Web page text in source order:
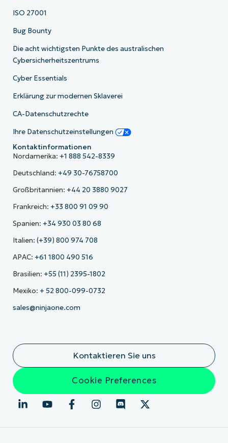
ISO 27001
Bug Bounty
Die acht wichtigsten Punkte des australischen
Cybersicherheitszentrums
Cyber Essentials
Erklärung zur modernen Sklaverei
CA-Datenschutzrechte
Ihre Datenschutzeinstellungen
Kontaktinformationen
Nordamerika: +1 888 542-8339
Deutschland: +49 30-76758700
Großbritannien: +44 20 3880 9027
Frankreich: +33 800 91 09 90
Spanien: +34 930 03 80 68
Italien: (+39) 800 974 708
APAC: +61 1800 490 516
Brasilien: +55 (11) 2395-1802
Mexiko: + 52 800-099-0732
sales@ninjaone.com
Kontaktieren Sie uns
Cookie Preferences